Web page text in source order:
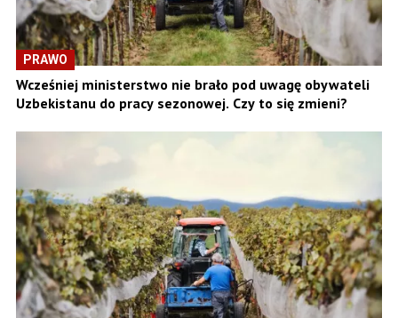
PRAWO
Wcześniej ministerstwo nie brało pod uwagę obywateli
Uzbekistanu do pracy sezonowej. Czy to się zmieni?